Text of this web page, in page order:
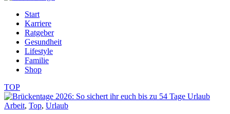
Start
Karriere
Ratgeber
Gesundheit
Lifestyle
Familie
Shop
TOP
Arbeit, Top, Urlaub